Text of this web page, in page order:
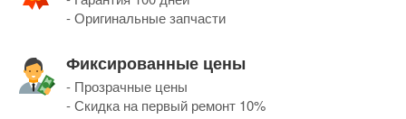
- Оригинальные запчасти
Фиксированные цены
- Прозрачные цены
- Скидка на первый ремонт 10%